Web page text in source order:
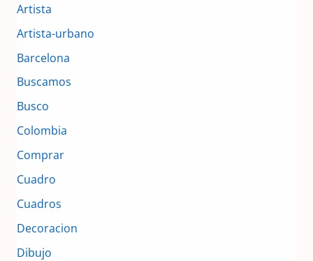
Artista
Artista-urbano
Barcelona
Buscamos
Busco
Colombia
Comprar
Cuadro
Cuadros
Decoracion
Dibujo